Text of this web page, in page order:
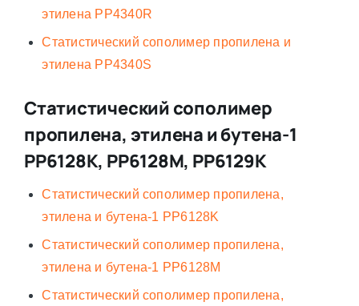
этилена PP4340R
Статистический сополимер пропилена и
этилена PP4340S
Статистический сополимер
пропилена, этилена и бутена-1
PP6128K, PP6128M, PP6129K
Статистический сополимер пропилена,
этилена и бутена-1 PP6128K
Статистический сополимер пропилена,
этилена и бутена-1 PP6128M
Статистический сополимер пропилена,